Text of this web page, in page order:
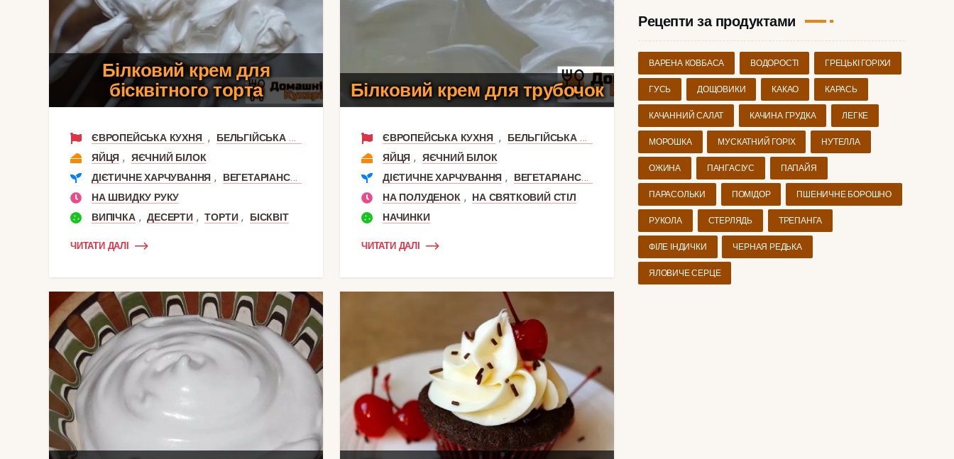
Білковий крем для
бісквітного торта
ЄВРОПЕЙСЬКА КУХНЯ ,
БЕЛЬГІЙСЬКА КУХНЯ
ЯЙЦЯ ,
ЯЄЧНИЙ БІЛОК
ДІЄТИЧНЕ ХАРЧУВАННЯ ,
ВЕГЕТАРІАНСЬКЕ ХАРЧУВАННЯ
НА ШВИДКУ РУКУ
ВИПІЧКА , ДЕСЕРТИ , ТОРТИ , БІСКВІТ
ЧИТАТИ ДАЛІ
Білковий крем для трубочок
ЄВРОПЕЙСЬКА КУХНЯ ,
БЕЛЬГІЙСЬКА КУХНЯ
ЯЙЦЯ ,
ЯЄЧНИЙ БІЛОК
ДІЄТИЧНЕ ХАРЧУВАННЯ ,
ВЕГЕТАРІАНСЬКЕ ХАРЧУВАННЯ
НА ПОЛУДЕНОК ,
НА СВЯТКОВИЙ СТІЛ
НАЧИНКИ
ЧИТАТИ ДАЛІ
Рецепти за продуктами
ВАРЕНА КОВБАСА ВОДОРОСТІ ГРЕЦЬКІ ГОРІХИ
ГУСЬ ДОЩОВИКИ КАКАО КАРАСЬ
КАЧАННИЙ САЛАТ КАЧИНА ГРУДКА ЛЕГКЕ
МОРОШКА МУСКАТНИЙ ГОРІХ НУТЕЛЛА
ОЖИНА ПАНГАСІУС ПАПАЙЯ
ПАРАСОЛЬКИ ПОМІДОР ПШЕНИЧНЕ БОРОШНО
РУКОЛА СТЕРЛЯДЬ ТРЕПАНГА
ФІЛЕ ІНДИЧКИ ЧЕРНАЯ РЕДЬКА
ЯЛОВИЧЕ СЕРЦЕ